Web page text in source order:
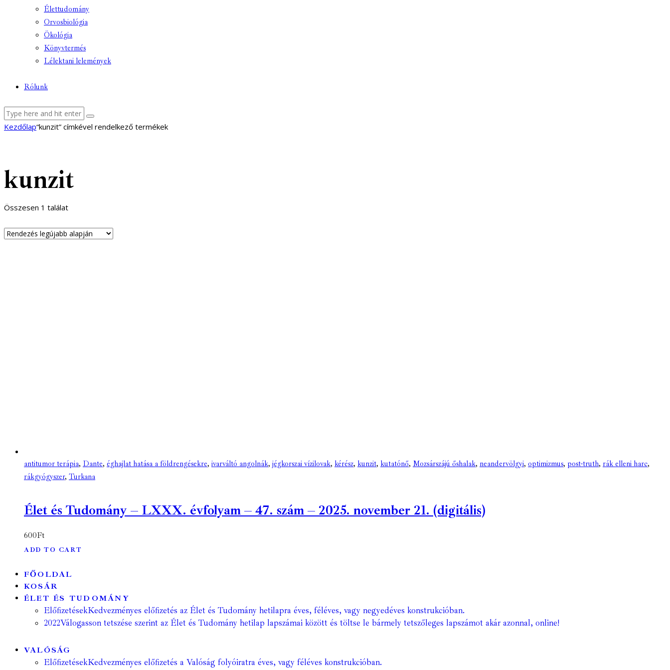
Élettudomány
Orvosbiológia
Ökológia
Könyvtermés
Lélektani lelemények
Rólunk
facebook-
youtube-
email
Kezdőlap“kunzit” címkével rendelkező termékek
kunzit
Összesen 1 találat
antitumor terápia, Dante, éghajlat hatása a földrengésekre, ivarváltó angolnák, jégkorszai vízilovak, kérész, kunzit, kutatónő, Mozsárszájú őshalak, neandervölgyi, optimizmus, post-truth, rák elleni harc,
rákgyógyszer, Turkana
Élet és Tudomány – LXXX. évfolyam – 47. szám – 2025. november 21. (digitális)
600Ft
ADD TO CART
FŐOLDAL
KOSÁR
ÉLET ÉS TUDOMÁNY
ElőfizetésekKedvezményes előfizetés az Élet és Tudomány hetilapra éves, féléves, vagy negyedéves konstrukcióban.
2022Válogasson tetszése szerint az Élet és Tudomány hetilap lapszámai között és töltse le bármely tetszőleges lapszámot akár azonnal, online!
VALÓSÁG
ElőfizetésekKedvezményes előfizetés a Valóság folyóiratra éves, vagy féléves konstrukcióban.